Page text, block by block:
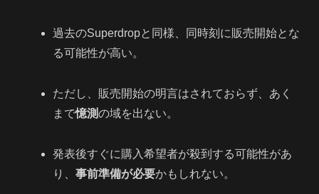
過去のSuperdropと同様、同時刻に販売開始とな
る可能性が高い。
ただし、販売開始の明言はされておらず、あく
まで憶測の域を出ない。
発表後すぐに購入希望者が殺到する可能性があ
り、事前準備が必要かもしれない。